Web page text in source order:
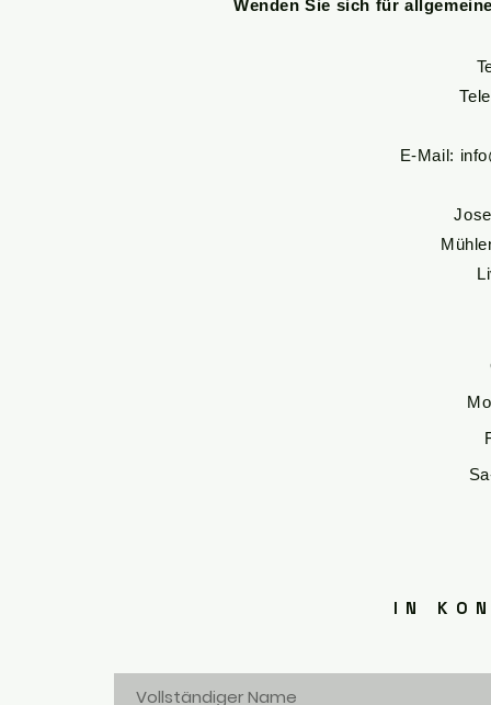
Wenden Sie sich für
E-Mail:
IN